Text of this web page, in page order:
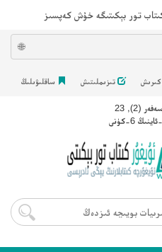
تور بېكىتىگە خۇش كەپسىز
🌐
كىرىش تىزىملىتىش ساقلىۋىلىڭ